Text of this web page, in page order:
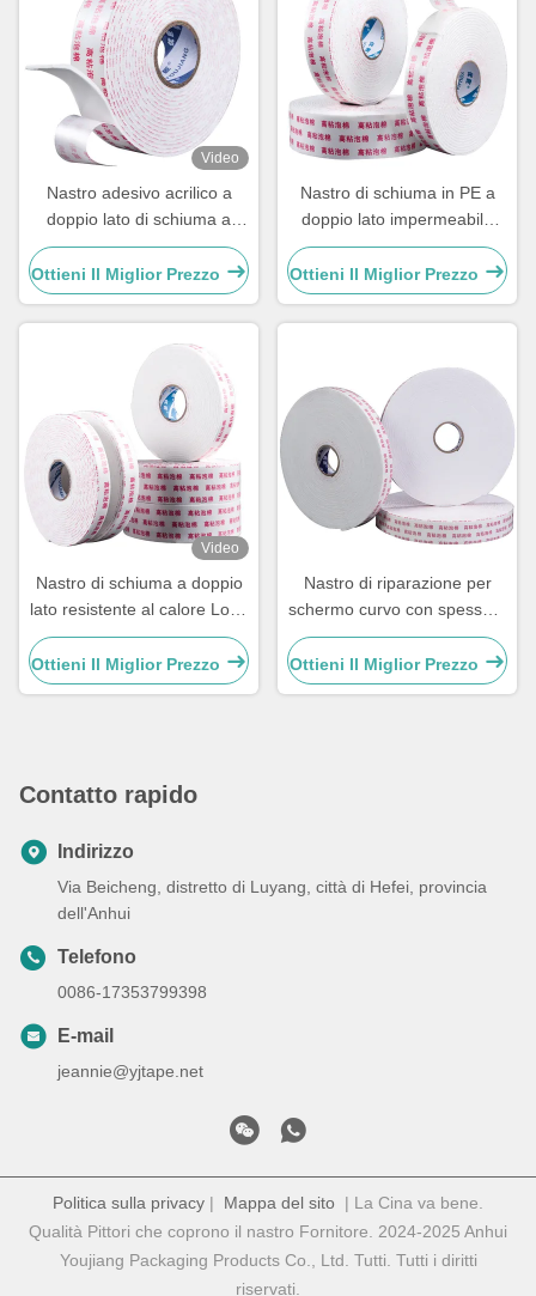
Video
Nastro adesivo acrilico a
doppio lato di schiuma a
prova d'acqua
Ottieni Il Miglior Prezzo
Nastro di schiuma in PE a
doppio lato impermeabile
con alta adesività Servizio
OEM
Ottieni Il Miglior Prezzo
Video
Nastro di schiuma a doppio
lato resistente al calore Logo
personalizzato Servizio OEM
Acrilico EVA
Ottieni Il Miglior Prezzo
Nastro di riparazione per
schermo curvo con spessore
personalizzato e adesivo a
doppio lato
Ottieni Il Miglior Prezzo
Contatto rapido
Indirizzo
Via Beicheng, distretto di Luyang, città di Hefei, provincia
dell'Anhui
Telefono
0086-17353799398
E-mail
jeannie@yjtape.net
Politica sulla privacy | Mappa del sito | La Cina va bene.
Qualità Pittori che coprono il nastro Fornitore. 2024-2025 Anhui
Youjiang Packaging Products Co., Ltd. Tutti. Tutti i diritti
riservati.